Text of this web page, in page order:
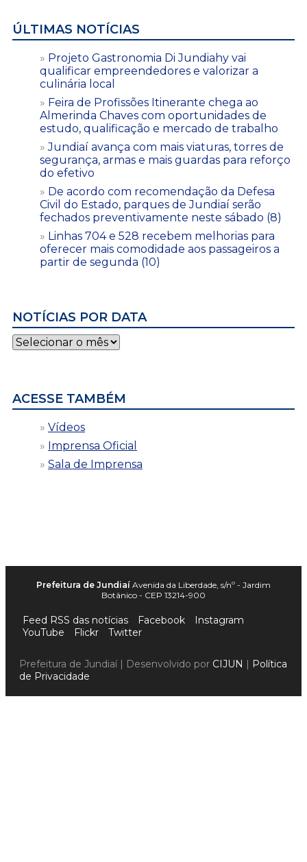
ÚLTIMAS NOTÍCIAS
Projeto Gastronomia Di Jundiahy vai
qualificar empreendedores e valorizar a
culinária local
Feira de Profissões Itinerante chega ao
Almerinda Chaves com oportunidades de
estudo, qualificação e mercado de trabalho
Jundiaí avança com mais viaturas, torres de
segurança, armas e mais guardas para reforço
do efetivo
De acordo com recomendação da Defesa
Civil do Estado, parques de Jundiaí serão
fechados preventivamente neste sábado (8)
Linhas 704 e 528 recebem melhorias para
oferecer mais comodidade aos passageiros a
partir de segunda (10)
NOTÍCIAS POR DATA
Notícias
por
ACESSE TAMBÉM
Vídeos
Imprensa Oficial
Sala de Imprensa
Prefeitura de Jundiaí Avenida da Liberdade, s/nº - Jardim
Botânico - CEP 13214-900
Feed RSS das notícias Facebook
Instagram
YouTube
Flickr Twitter
Prefeitura de Jundiaí | Desenvolvido por CIJUN | Política
de Privacidade